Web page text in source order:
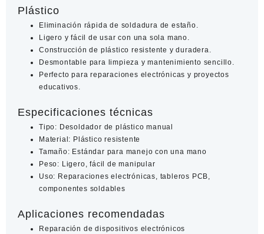
Plástico
Eliminación rápida de soldadura de estaño.
Ligero y fácil de usar con una sola mano.
Construcción de plástico resistente y duradera.
Desmontable para limpieza y mantenimiento sencillo.
Perfecto para reparaciones electrónicas y proyectos
educativos.
Especificaciones técnicas
Tipo: Desoldador de plástico manual
Material: Plástico resistente
Tamaño: Estándar para manejo con una mano
Peso: Ligero, fácil de manipular
Uso: Reparaciones electrónicas, tableros PCB,
componentes soldables
Aplicaciones recomendadas
Reparación de dispositivos electrónicos